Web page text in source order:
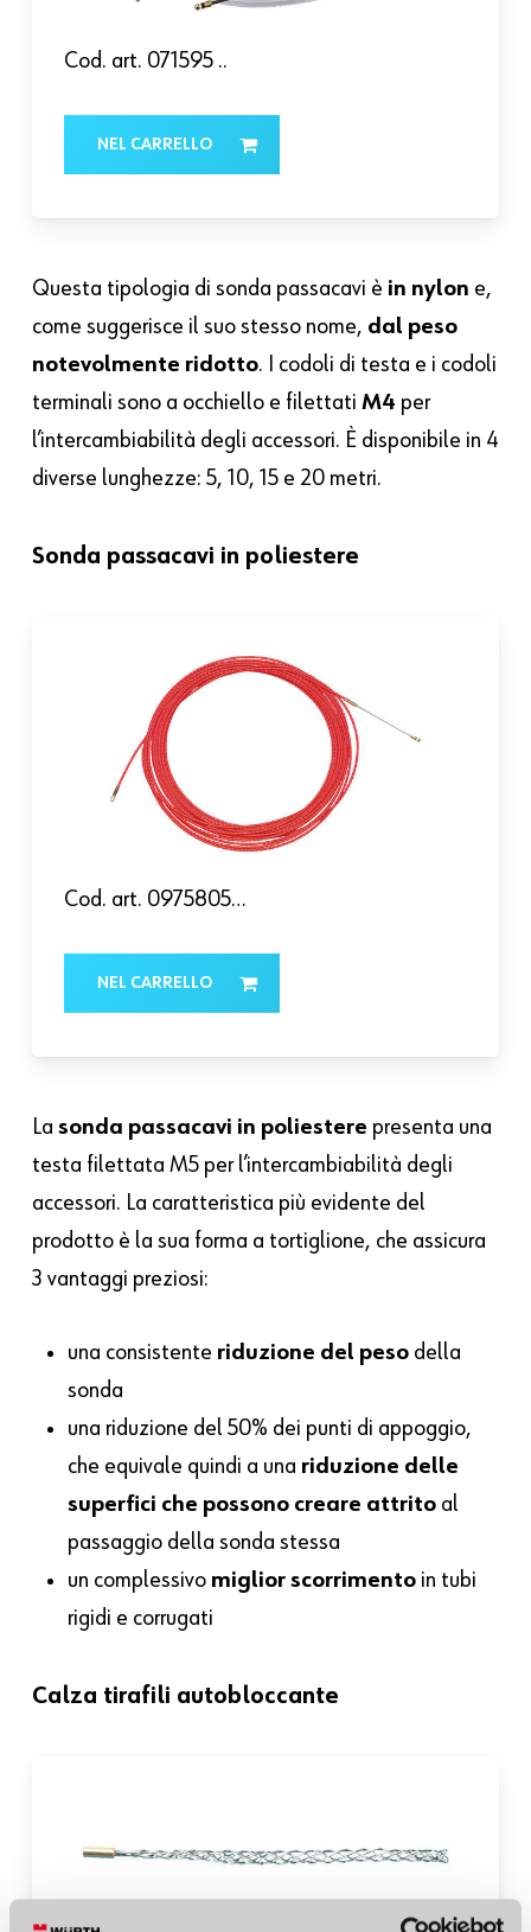
Cod. art. 071595 ..
NEL CARRELLO
Questa tipologia di sonda passacavi è in nylon e,
come suggerisce il suo stesso nome, dal peso
notevolmente ridotto. I codoli di testa e i codoli
terminali sono a occhiello e filettati M4 per
l’intercambiabilità degli accessori. È disponibile in 4
diverse lunghezze: 5, 10, 15 e 20 metri.
Sonda passacavi in poliestere
Cod. art. 0975805…
NEL CARRELLO
La sonda passacavi in poliestere presenta una
testa filettata M5 per l’intercambiabilità degli
accessori. La caratteristica più evidente del
prodotto è la sua forma a tortiglione, che assicura
3 vantaggi preziosi:
una consistente riduzione del pesodella
sonda
una riduzione del 50% dei punti di appoggio,
che equivale quindi a una riduzione delle
superfici che possono creare attritoal
passaggio della sonda stessa
un complessivomiglior scorrimentoin tubi
rigidi e corrugati
Calza tirafili autobloccante